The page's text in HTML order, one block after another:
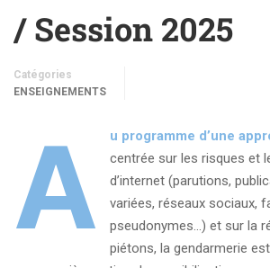
/ Session 2025
Catégories
ENSEIGNEMENTS
A
u programme d’une
centrée sur les risques et
d’internet (parutions,
variées, réseaux sociaux,
pseudonymes…) et sur la
piétons, la gendarmerie